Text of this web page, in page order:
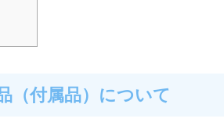
付属品）について